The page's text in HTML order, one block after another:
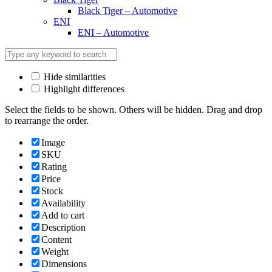
Black Tiger – Automotive
ENI
ENI – Automotive
Hide similarities
Highlight differences
Select the fields to be shown. Others will be hidden. Drag and drop
to rearrange the order.
Image
SKU
Rating
Price
Stock
Availability
Add to cart
Description
Content
Weight
Dimensions